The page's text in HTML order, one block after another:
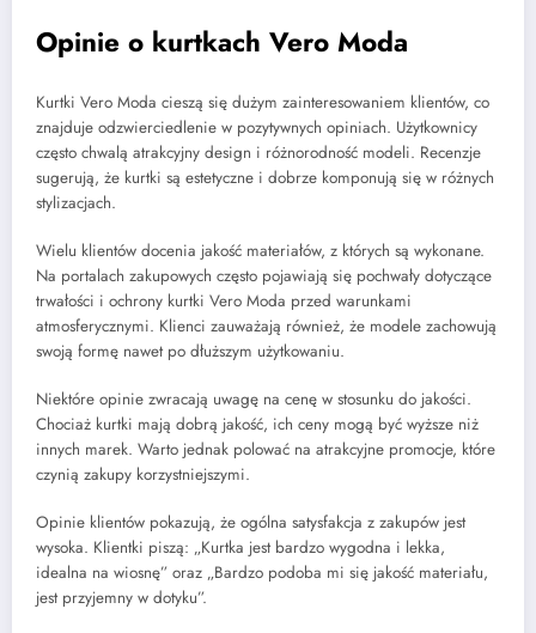
Opinie o kurtkach Vero Moda
Kurtki Vero Moda cieszą się dużym zainteresowaniem klientów, co
znajduje odzwierciedlenie w pozytywnych opiniach. Użytkownicy
często chwalą atrakcyjny design i różnorodność modeli. Recenzje
sugerują, że kurtki są estetyczne i dobrze komponują się w różnych
stylizacjach.
Wielu klientów docenia jakość materiałów, z których są wykonane.
Na portalach zakupowych często pojawiają się pochwały dotyczące
trwałości i ochrony kurtki Vero Moda przed warunkami
atmosferycznymi. Klienci zauważają również, że modele zachowują
swoją formę nawet po dłuższym użytkowaniu.
Niektóre opinie zwracają uwagę na cenę w stosunku do jakości.
Chociaż kurtki mają dobrą jakość, ich ceny mogą być wyższe niż
innych marek. Warto jednak polować na atrakcyjne promocje, które
czynią zakupy korzystniejszymi.
Opinie klientów pokazują, że ogólna satysfakcja z zakupów jest
wysoka. Klientki piszą: „Kurtka jest bardzo wygodna i lekka,
idealna na wiosnę” oraz „Bardzo podoba mi się jakość materiału,
jest przyjemny w dotyku”.